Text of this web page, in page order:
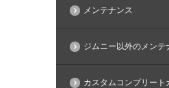
メンテナンス
ジムニー以外のメンテ
カスタムコンプリート